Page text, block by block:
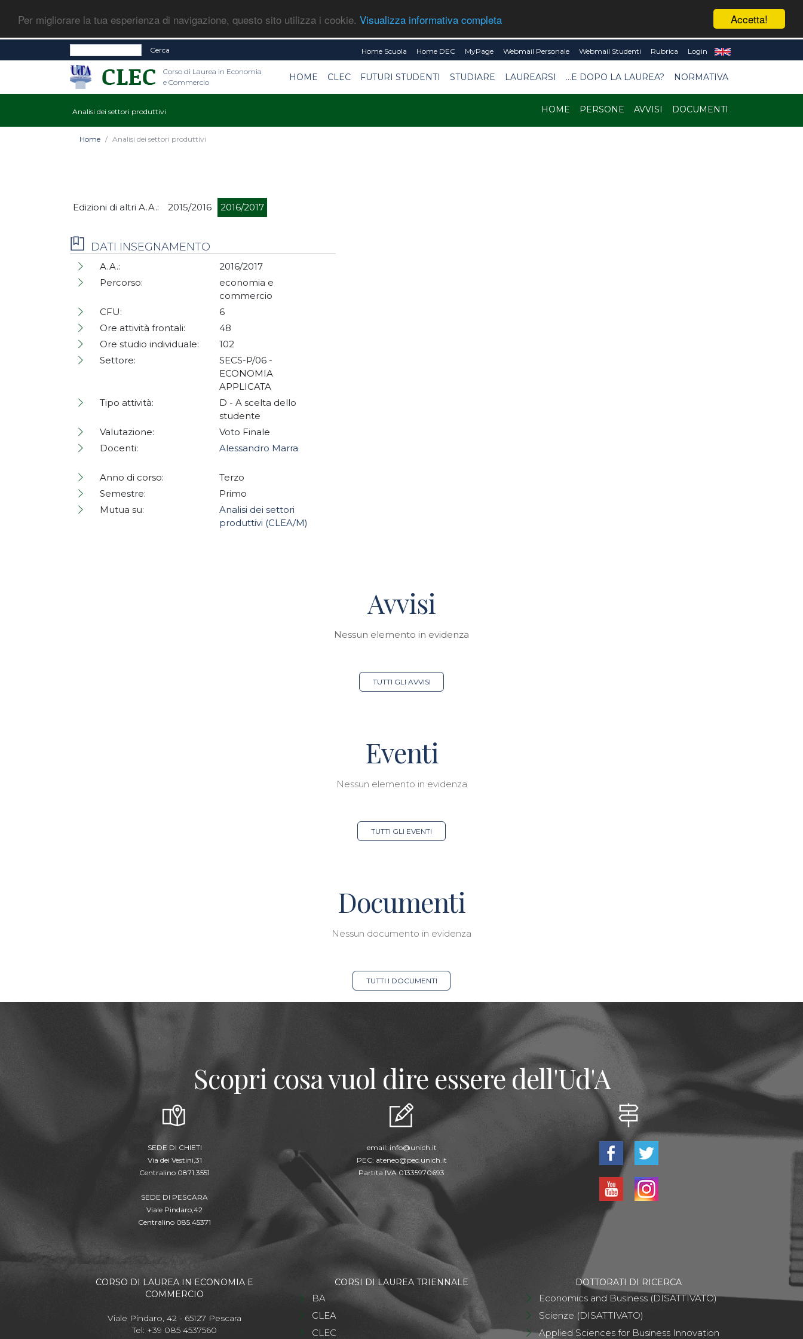
Accetta!
Per migliorare la tua esperienza di navigazione, questo sito utilizza i cookie. Visualizza informativa completa
Cerca Home Scuola Home DEC MyPage Webmail Personale Webmail Studenti Rubrica Login
Corso di Laurea in Economia
e Commercio
HOME CLEC FUTURI STUDENTI STUDIARE LAUREARSI ...E DOPO LA LAUREA? NORMATIVA
Analisi dei settori produttivi HOME PERSONE AVVISI DOCUMENTI
Home Analisi dei settori produttivi
Edizioni di altri A.A.: 2015/2016 2016/2017
DATI INSEGNAMENTO
A.A.:
2016/2017
Percorso:
economia e
commercio
CFU:
6
Ore attività frontali:
48
Ore studio individuale:
102
Settore:
SECS-P/06 -
ECONOMIA
APPLICATA
Tipo attività:
D - A scelta dello
studente
Valutazione:
Voto Finale
Docenti:
Alessandro Marra
Anno di corso:
Terzo
Semestre:
Primo
Mutua su:
Analisi dei settori
produttivi (CLEA/M)
Avvisi
Nessun elemento in evidenza
TUTTI GLI AVVISI
Eventi
Nessun elemento in evidenza
TUTTI GLI EVENTI
Documenti
Nessun documento in evidenza
TUTTI I DOCUMENTI
Scopri cosa vuol dire essere dell'Ud'A
SEDE DI CHIETI
Via dei Vestini,31
Centralino 0871.3551
SEDE DI PESCARA
Viale Pindaro,42
Centralino 085.45371
email:info@unich.it
PEC: ateneo@pec.unich.it
Partita IVA 01335970693
CORSO DI LAUREA IN ECONOMIA E
COMMERCIO
Viale Pindaro, 42 - 65127 Pescara
Tel: +39 085 4537560
CORSI DI LAUREA TRIENNALE
BA
CLEA
CLEC
DOTTORATI DI RICERCA
Economics and Business (DISATTIVATO)
Scienze (DISATTIVATO)
Applied Sciences for Business Innovation